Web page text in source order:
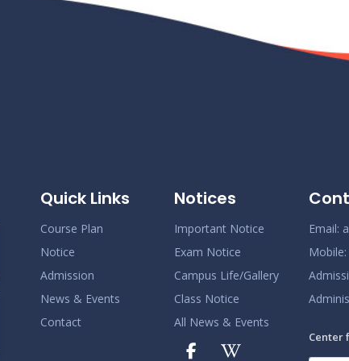
Quick Links
Course Plan
Notice
Admission
News & Events
Contact
Notices
Important Notice
Exam Notice
Campus Life/Gallery
Class Notice
All News & Events
Email:
Mobile:
Center